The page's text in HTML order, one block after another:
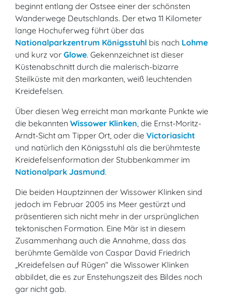
beginnt entlang der Ostsee einer der schönsten
Wanderwege Deutschlands. Der etwa 11 Kilometer
lange Hochuferweg führt über das
Nationalparkzentrum Königsstuhl bis nach Lohme
und kurz vor Glowe. Gekennzeichnet ist dieser
Küstenabschnitt durch die malerisch-bizarre
Steilküste mit den markanten, weiß leuchtenden
Kreidefelsen.
Über diesen Weg erreicht man markante Punkte wie
die bekannten Wissower Klinken, die Ernst-Moritz-
Arndt-Sicht am Tipper Ort, oder die Victoriasicht
und natürlich den Königsstuhl als die berühmteste
Kreidefelsenformation der Stubbenkammer im
Nationalpark Jasmund.
Die beiden Hauptzinnen der Wissower Klinken sind
jedoch im Februar 2005 ins Meer gestürzt und
präsentieren sich nicht mehr in der ursprünglichen
tektonischen Formation. Eine Mär ist in diesem
Zusammenhang auch die Annahme, dass das
berühmte Gemälde von Caspar David Friedrich
„Kreidefelsen auf Rügen“ die Wissower Klinken
abbildet, die es zur Enstehungszeit des Bildes noch
gar nicht gab.